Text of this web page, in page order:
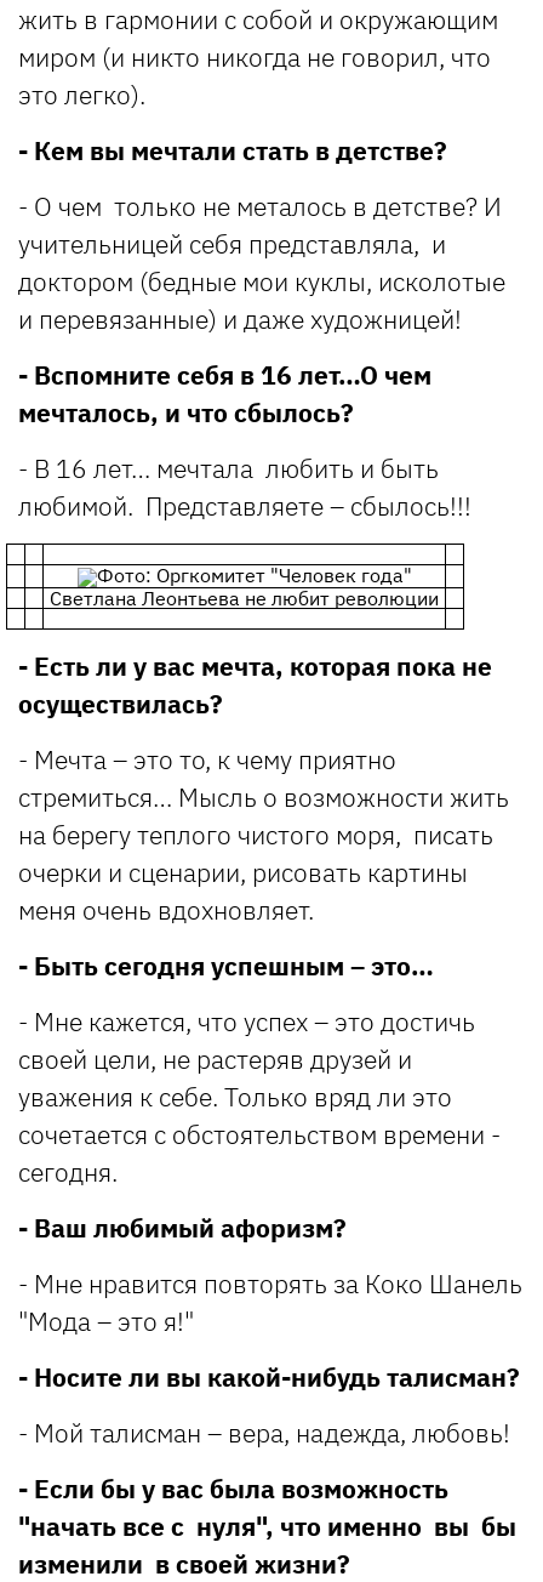
жить в гармонии с собой и окружающим
миром (и никто никогда не говорил, что
это легко).
- Кем вы мечтали стать в детстве?
- О чем только не металось в детстве? И
учительницей себя представляла, и
доктором (бедные мои куклы, исколотые
и перевязанные) и даже художницей!
- Вспомните себя в 16 лет…О чем
мечталось, и что сбылось?
- В 16 лет… мечтала любить и быть
любимой. Представляете – сбылось!!!
Фото: Оргкомитет "Человек года"
Светлана Леонтьева не любит революции
- Есть ли у вас мечта, которая пока не
осуществилась?
- Мечта – это то, к чему приятно
стремиться… Мысль о возможности жить
на берегу теплого чистого моря, писать
очерки и сценарии, рисовать картины
меня очень вдохновляет.
- Быть сегодня успешным – это…
- Мне кажется, что успех – это достичь
своей цели, не растеряв друзей и
уважения к себе. Только вряд ли это
сочетается с обстоятельством времени -
сегодня.
- Ваш любимый афоризм?
- Мне нравится повторять за Коко Шанель
"Мода – это я!"
- Носите ли вы какой-нибудь талисман?
- Мой талисман – вера, надежда, любовь!
- Если бы у вас была возможность
"начать все с нуля", что именно вы бы
изменили в своей жизни?